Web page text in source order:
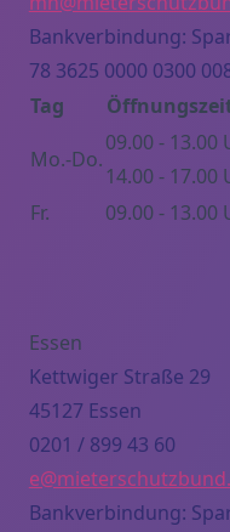
Bankverbindung:
78 3625 0000 0300
Tag
Mo.-Do.
09.00 - 13.00
14.00 - 17.00
Fr.
09.00 - 13.00
Essen
Kettwiger Straße 29
45127 Essen
0201 / 899 43 60
Bankverbindung: